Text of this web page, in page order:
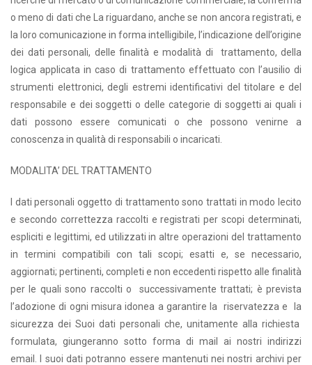
o meno di dati che La riguardano, anche se non ancora registrati, e
la loro comunicazione in forma intelligibile, l’indicazione dell’origine
dei dati personali, delle finalità e modalità di trattamento, della
logica applicata in caso di trattamento effettuato con l’ausilio di
strumenti elettronici, degli estremi identificativi del titolare e del
responsabile e dei soggetti o delle categorie di soggetti ai quali i
dati possono essere comunicati o che possono venirne a
conoscenza in qualità di responsabili o incaricati.
MODALITA’ DEL TRATTAMENTO
I dati personali oggetto di trattamento sono trattati in modo lecito
e secondo correttezza raccolti e registrati per scopi determinati,
espliciti e legittimi, ed utilizzati in altre operazioni del trattamento
in termini compatibili con tali scopi; esatti e, se necessario,
aggiornati; pertinenti, completi e non eccedenti rispetto alle finalità
per le quali sono raccolti o successivamente trattati; è prevista
l’adozione di ogni misura idonea a garantire la riservatezza e la
sicurezza dei Suoi dati personali che, unitamente alla richiesta
formulata, giungeranno sotto forma di mail ai nostri indirizzi
email. I suoi dati potranno essere mantenuti nei nostri archivi per